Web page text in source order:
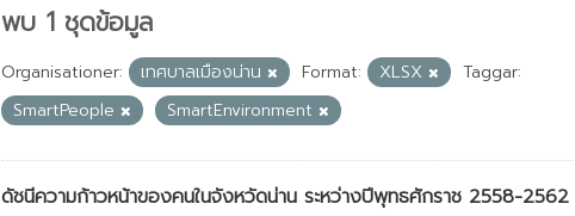
พบ 1 ชุดข้อมูล
Organisationer: เทศบาลเมืองน่าน Format: XLSX
Taggar:
SmartPeople
SmartEnvironment
ดัชนีความก้าวหน้าของคนในจังหวัดน่าน ระหว่างปีพุทธศักราช 2558-2562